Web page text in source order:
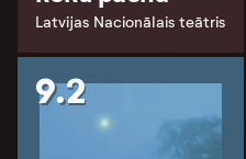
Latvijas Nacionālais teātris
9.2